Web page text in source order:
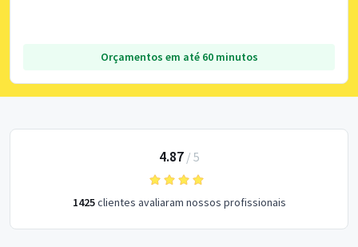
Orçamentos em até 60 minutos
4.87/ 5
1425clientes avaliaram nossos profissionais